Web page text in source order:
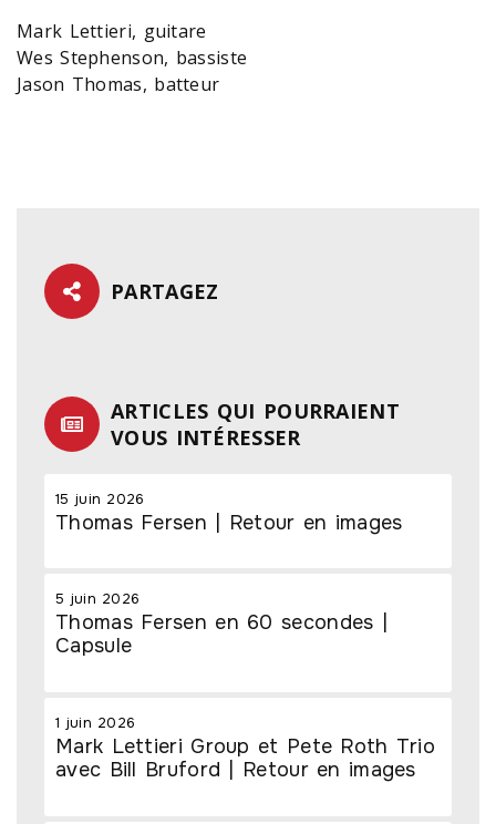
Mark Lettieri, guitare
Wes Stephenson, bassiste
Jason Thomas, batteur
PARTAGEZ
ARTICLES QUI POURRAIENT
VOUS INTÉRESSER
15 juin 2026
Thomas Fersen | Retour en images
5 juin 2026
Thomas Fersen en 60 secondes |
Capsule
1 juin 2026
Mark Lettieri Group et Pete Roth Trio
avec Bill Bruford | Retour en images